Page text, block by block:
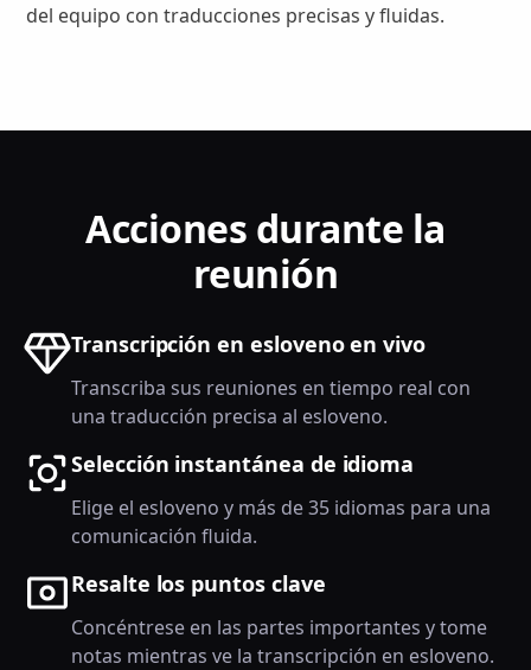
del equipo con traducciones precisas y fluidas.
Acciones durante la
reunión
Transcripción en esloveno en vivo
Transcriba sus reuniones en tiempo real con
una traducción precisa al esloveno.
Selección instantánea de idioma
Elige el esloveno y más de 35 idiomas para una
comunicación fluida.
Resalte los puntos clave
Concéntrese en las partes importantes y tome
notas mientras ve la transcripción en esloveno.